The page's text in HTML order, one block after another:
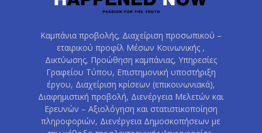
Καμπάνια προβολής, Διαχείριση προσωπικού –
εταιρικού προφίλ Μέσων Κοινωνικής ,
Δικτύωσης, Προώθηση καμπάνιας, Υπηρεσίες
Γραφείου Τύπου, Επιστημονική υποστήριξη
έργου, Διαχείριση κρίσεων (επικοινωνιακά),
Διαφημιστική προβολή, Διενέργεια Μελετών και
Ερευνών – Αξιολόγηση και στατιστικοποίηση
πληροφοριών, Διενέργεια Δημοσκοπήσεων με